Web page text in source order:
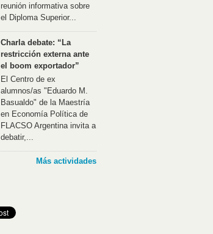
reunión informativa sobre
el Diploma Superior...
Charla debate: “La
restricción externa ante
el boom exportador”
El Centro de ex
alumnos/as "Eduardo M.
Basualdo" de la Maestría
en Economía Política de
FLACSO Argentina invita a
debatir,...
Más actividades